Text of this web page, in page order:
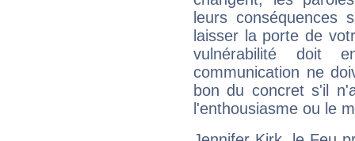
leurs conséquences
laisser la porte de
vulnérabilité doit
communication ne
bon du concret s'il
l'enthousiasme ou le